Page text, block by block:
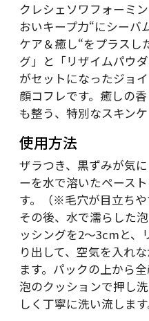
クレシェソワフォーミ
おいキープ力“にシーバ
ケア＆癒し“をプラスし
グ」と「リザイムパウ
がセットになったジョ
顔コフレです。癒しの
も整う、特別なスキンケ
使用方法
ザラつき、黒ずみが気
ーを水で溶いたペース
す。（※毛穴が目立ちや
その後、水で濡らした
ッシングを2～3cmと、
り出して、空気を入れ
ます。パックの上から
泡のクッションで押し
しく丁寧に洗い流します